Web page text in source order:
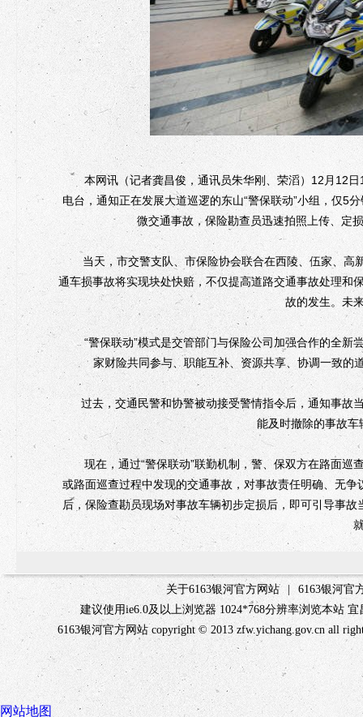
本网讯（记者龚昌俊，通讯员朱华刚、荣滔）12月12日
电台，通知正在发展大道巡逻的东山“警保联动”小组，仅5
微交通事故，保险勘查员迅速拍照上传、定
当天，市交警支队、市保险协会联合在西陵、伍家、高
通车损事故将实现块处快赔，不仅提高道路交通事故处理和
故的发生。未
“警保联动”模式是交管部门与保险公司加强合作的全新
家财险共同参与、职能互补、资源共享、协调一致的
过去，交通民警和协警被动接受警情指令后，通知事故
能及时撤除的事故
现在，通过“警保联动”联勤机制，警、保双方在路面巡
或路面巡查过程中发现的交通事故，对事故责任明确、无
后，保险查勘员现场对事故车辆初步定损后，即可引导事
关于6163银河官方网站
6163银河官
建议使用ie6.0及以上浏览器 1024*768分辨率浏览本站
6163银河官方网站 copyright © 2013 zfw.yichang.gov.cn all
网站地图